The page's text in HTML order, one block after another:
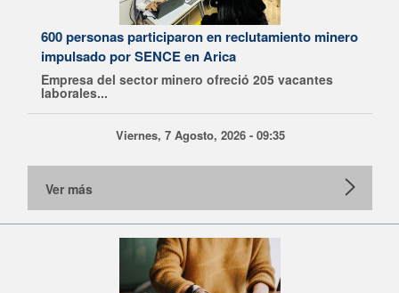
600 personas participaron en reclutamiento minero
impulsado por SENCE en Arica
Empresa del sector minero ofreció 205 vacantes
laborales...
Viernes, 7 Agosto, 2026 - 09:35
Ver más